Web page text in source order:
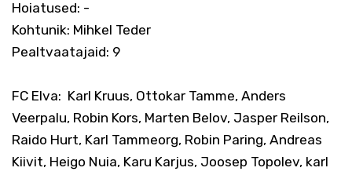
Hoiatused: -
Kohtunik: Mihkel Teder
Pealtvaatajaid: 9
FC Elva: Karl Kruus, Ottokar Tamme, Anders
Veerpalu, Robin Kors, Marten Belov, Jasper Reilson,
Raido Hurt, Karl Tammeorg, Robin Paring, Andreas
Kiivit, Heigo Nuia, Karu Karjus, Joosep Topolev, karl